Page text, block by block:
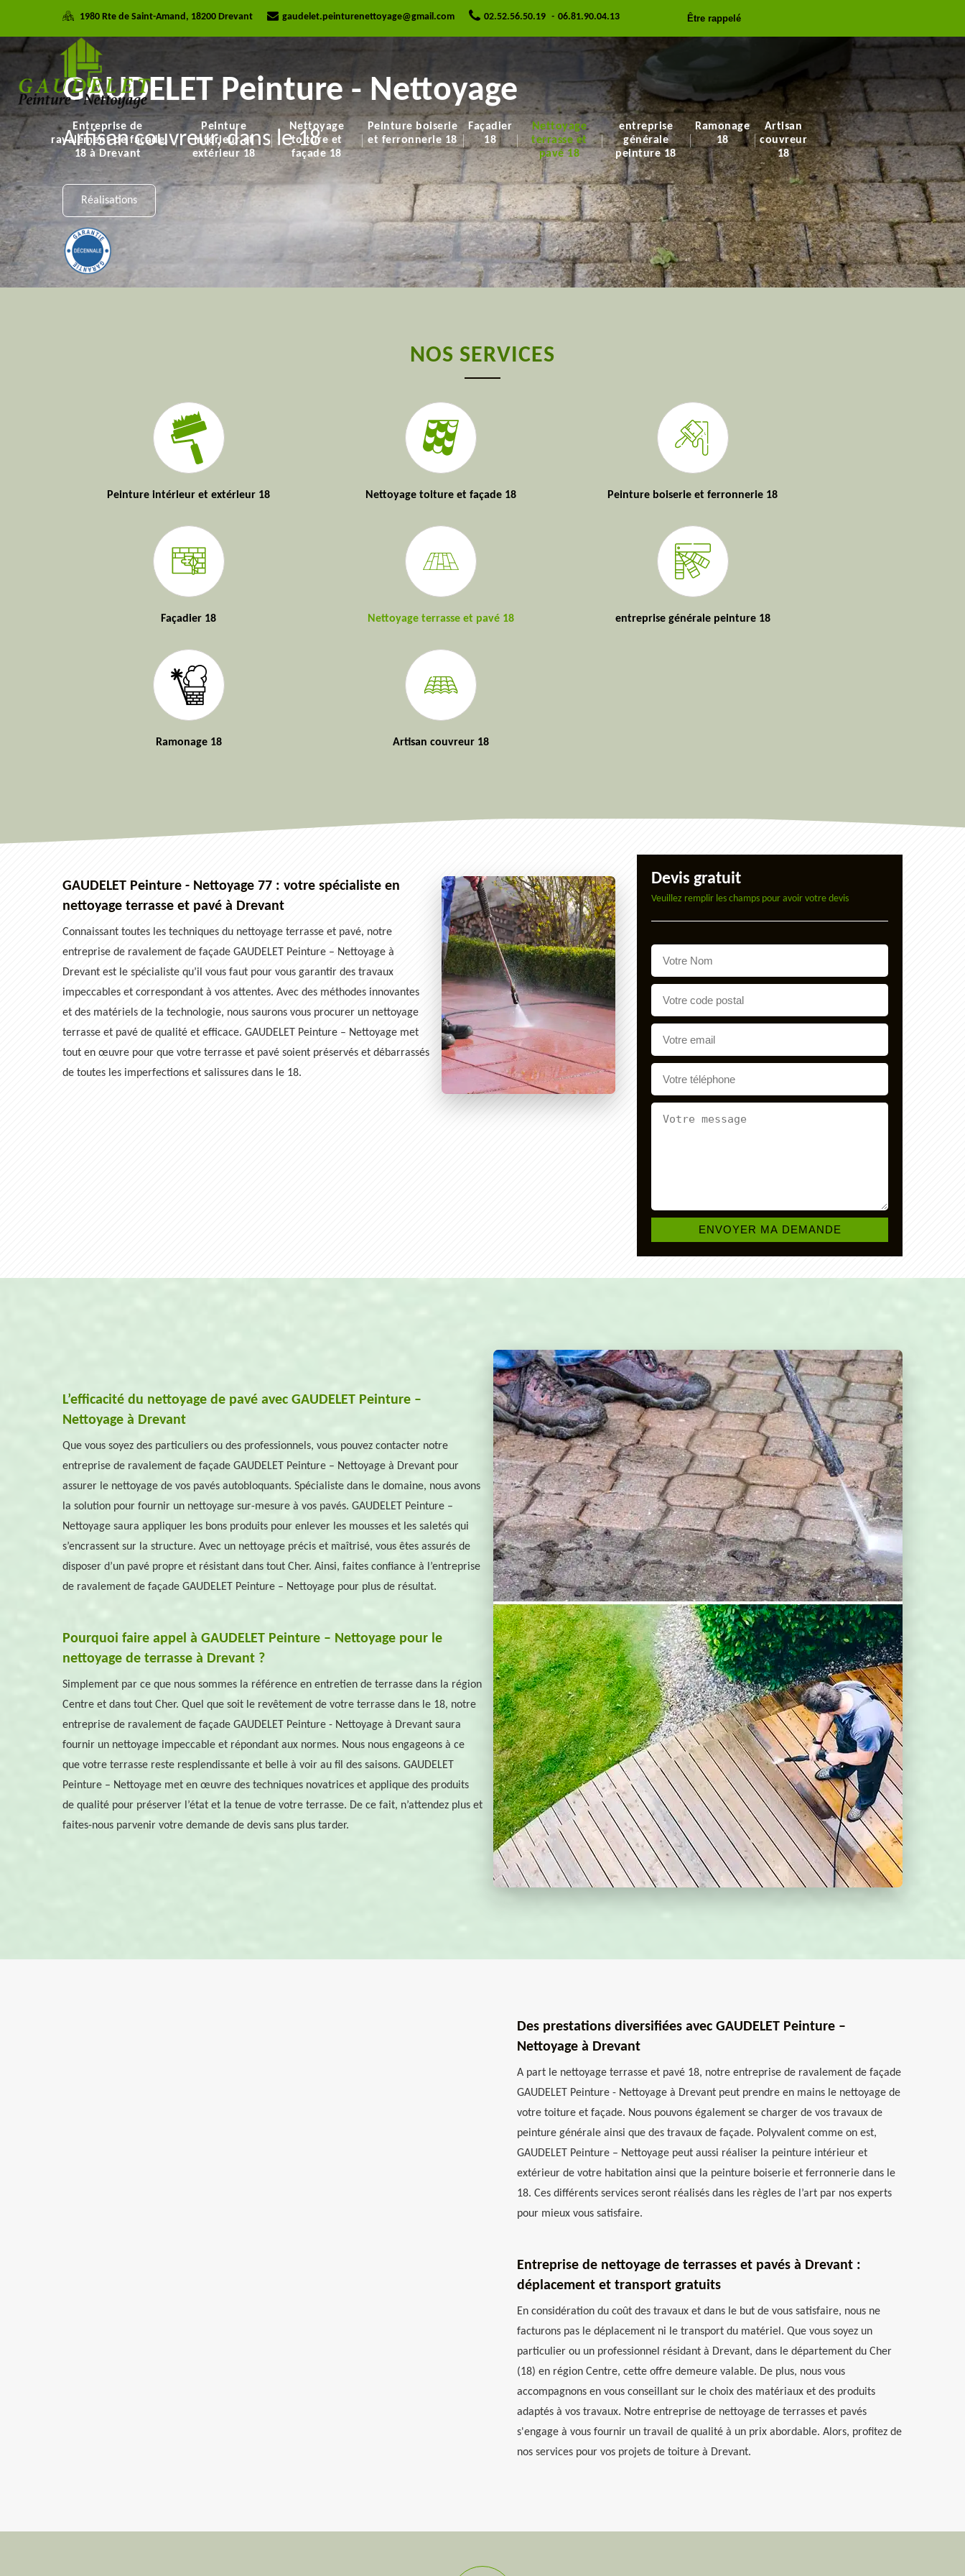
1980 Rte de Saint-Amand, 18200 Drevant gaudelet.peinturenettoyage@gmail.com 02.52.56.50.19 - 06.81.90.04.13 Être rappelé
Entreprise de
ravalement de façade
18 à Drevant
Peinture
intérieur et
extérieur 18
Nettoyage
toiture et
façade 18
Peinture boiserie
et ferronnerie 18
Façadier
18
Nettoyage
terrasse et
pavé 18
entreprise
générale
peinture 18
Ramonage
18
Artisan
couvreur
18
GAUDELET Peinture - Nettoyage
Artisan couvreur, dans le 18
Réalisations
NOS SERVICES
Peinture intérieur et extérieur 18 Nettoyage toiture et façade 18 Peinture boiserie et ferronnerie 18
Façadier 18 Nettoyage terrasse et pavé 18 entreprise générale peinture 18
Ramonage 18 Artisan couvreur 18
GAUDELET Peinture - Nettoyage 77 : votre spécialiste en
nettoyage terrasse et pavé à Drevant
Connaissant toutes les techniques du nettoyage terrasse et pavé, notre
entreprise de ravalement de façade GAUDELET Peinture – Nettoyage à
Drevant est le spécialiste qu’il vous faut pour vous garantir des travaux
impeccables et correspondant à vos attentes. Avec des méthodes innovantes
et des matériels de la technologie, nous saurons vous procurer un nettoyage
terrasse et pavé de qualité et efficace. GAUDELET Peinture – Nettoyage met
tout en œuvre pour que votre terrasse et pavé soient préservés et débarrassés
de toutes les imperfections et salissures dans le 18.
Devis gratuit
Veuillez remplir les champs pour avoir votre devis
L’efficacité du nettoyage de pavé avec GAUDELET Peinture –
Nettoyage à Drevant
Que vous soyez des particuliers ou des professionnels, vous pouvez contacter notre
entreprise de ravalement de façade GAUDELET Peinture – Nettoyage à Drevant pour
assurer le nettoyage de vos pavés autobloquants. Spécialiste dans le domaine, nous avons
la solution pour fournir un nettoyage sur-mesure à vos pavés. GAUDELET Peinture –
Nettoyage saura appliquer les bons produits pour enlever les mousses et les saletés qui
s’encrassent sur la structure. Avec un nettoyage précis et maîtrisé, vous êtes assurés de
disposer d’un pavé propre et résistant dans tout Cher. Ainsi, faites confiance à l’entreprise
de ravalement de façade GAUDELET Peinture – Nettoyage pour plus de résultat.
Pourquoi faire appel à GAUDELET Peinture – Nettoyage pour le
nettoyage de terrasse à Drevant ?
Simplement par ce que nous sommes la référence en entretien de terrasse dans la région
Centre et dans tout Cher. Quel que soit le revêtement de votre terrasse dans le 18, notre
entreprise de ravalement de façade GAUDELET Peinture - Nettoyage à Drevant saura
fournir un nettoyage impeccable et répondant aux normes. Nous nous engageons à ce
que votre terrasse reste resplendissante et belle à voir au fil des saisons. GAUDELET
Peinture – Nettoyage met en œuvre des techniques novatrices et applique des produits
de qualité pour préserver l’état et la tenue de votre terrasse. De ce fait, n’attendez plus et
faites-nous parvenir votre demande de devis sans plus tarder.
Des prestations diversifiées avec GAUDELET Peinture –
Nettoyage à Drevant
A part le nettoyage terrasse et pavé 18, notre entreprise de ravalement de façade
GAUDELET Peinture - Nettoyage à Drevant peut prendre en mains le nettoyage de
votre toiture et façade. Nous pouvons également se charger de vos travaux de
peinture générale ainsi que des travaux de façade. Polyvalent comme on est,
GAUDELET Peinture – Nettoyage peut aussi réaliser la peinture intérieur et
extérieur de votre habitation ainsi que la peinture boiserie et ferronnerie dans le
18. Ces différents services seront réalisés dans les règles de l’art par nos experts
pour mieux vous satisfaire.
Entreprise de nettoyage de terrasses et pavés à Drevant :
déplacement et transport gratuits
En considération du coût des travaux et dans le but de vous satisfaire, nous ne
facturons pas le déplacement ni le transport du matériel. Que vous soyez un
particulier ou un professionnel résidant à Drevant, dans le département du Cher
(18) en région Centre, cette offre demeure valable. De plus, nous vous
accompagnons en vous conseillant sur le choix des matériaux et des produits
adaptés à vos travaux. Notre entreprise de nettoyage de terrasses et pavés
s'engage à vous fournir un travail de qualité à un prix abordable. Alors, profitez de
nos services pour vos projets de toiture à Drevant.